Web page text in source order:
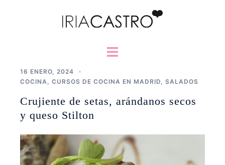
Alternar
16 ENERO, 2024
COCINA
CURSOS DE COCINA EN MADRID SALADOS
Crujiente de setas, arándanos secos
y queso Stilton